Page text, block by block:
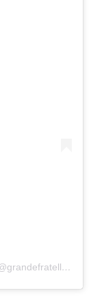
Un post condiviso da Grande Fratello (@grandefratellotv)